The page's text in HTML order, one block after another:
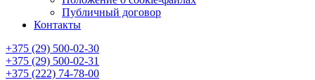
Публичный договор
Контакты
+375 (29) 500-02-30
+375 (29) 500-02-31
+375 (222) 74-78-00